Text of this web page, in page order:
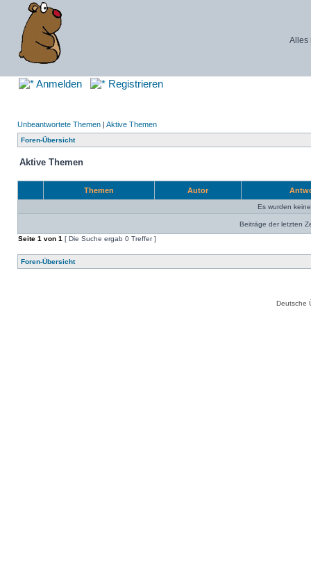
Alles
Anmelden Registrieren
Unbeantwortete Themen | Aktive Themen
Foren-Übersicht
Aktive Themen
Themen Autor
Es wurden
Beiträge der letzten
Seite 1 von 1 [ Die Suche ergab 0 Treffer ]
Foren-Übersicht
Deutsche